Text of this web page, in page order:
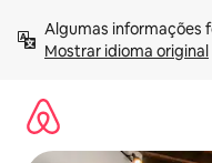
para
Mostrar idioma original